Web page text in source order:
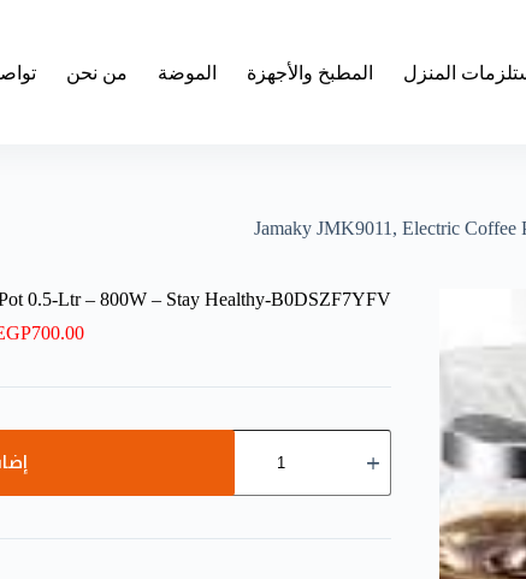
المنزل المطبخ والأجهزة الموضة من نحن
Jamaky JMK9011, Electric
0.5-Ltr – 800W – Stay Healthy-B0DSZF7YFV
700.00
Jamaky
Electric
Pot